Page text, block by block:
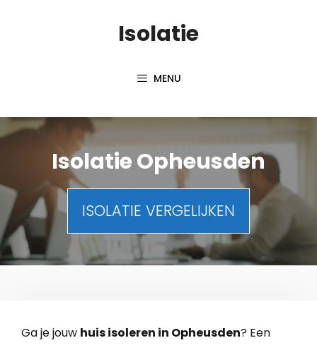
Isolatie
MENU
Isolatie Opheusden
ISOLATIE VERGELIJKEN
Ga je jouw huis isoleren in Opheusden? Een